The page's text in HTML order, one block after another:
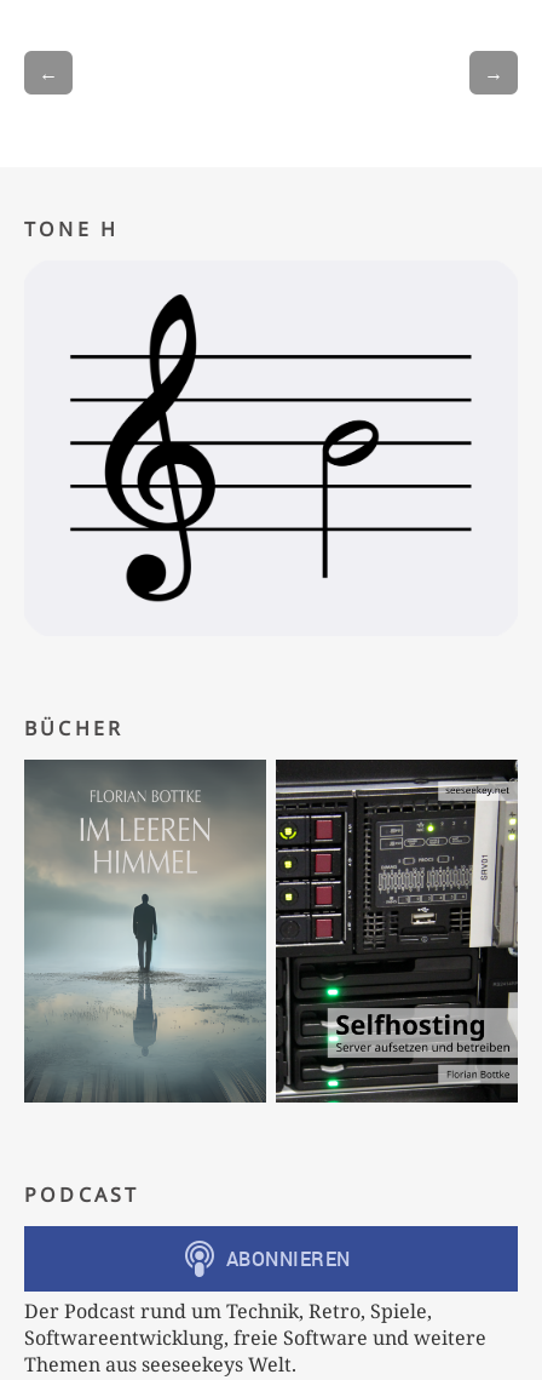
← →
TONE H
BÜCHER
PODCAST
Der Podcast rund um Technik, Retro, Spiele,
Softwareentwicklung, freie Software und weitere
Themen aus seeseekeys Welt.